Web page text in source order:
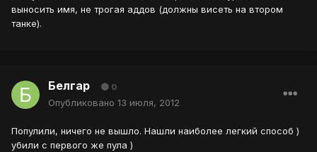
выносить имя, не трогая аддов (должны висеть на втором
танке).
Белгар 0
Опубликовано 13 июля, 2012
Популили, ничего не вышло. Нашли наиболее легкий способ )
убили с первого же пула )